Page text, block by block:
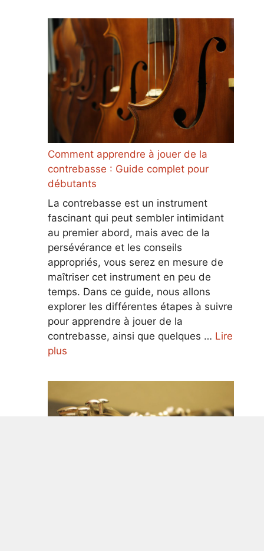
Comment apprendre à jouer de la
contrebasse : Guide complet pour
débutants
La contrebasse est un instrument
fascinant qui peut sembler intimidant
au premier abord, mais avec de la
persévérance et les conseils
appropriés, vous serez en mesure de
maîtriser cet instrument en peu de
temps. Dans ce guide, nous allons
explorer les différentes étapes à suivre
pour apprendre à jouer de la
contrebasse, ainsi que quelques … Lire
plus